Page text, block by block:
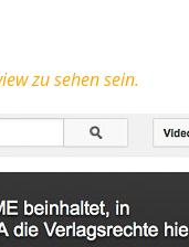
zu sehen sein.